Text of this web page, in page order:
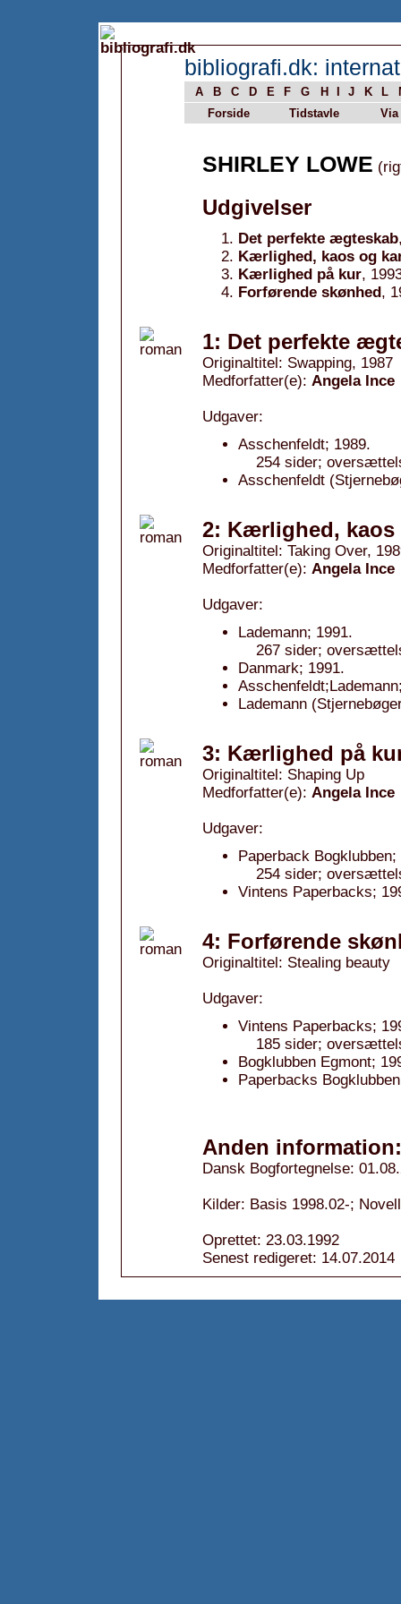
bibliografi.dk:
A B C D E F G H J K L
Forside
Tidstavle Via
SHIRLEY LOWE
Udgivelser
Det perfekte ægteskab
Kærlighed, kaos og
Kærlighed på kur,
Forførende skønhed,
1: Det perfekte
Originaltitel: Swapping, 1987
Medforfatter(e): Angela Ince
Udgaver:
Asschenfeldt; 1989.
254 sider;
Asschenfeldt
2: Kærlighed, kaos
Originaltitel: Taking Over,
Medforfatter(e): Angela Ince
Udgaver:
Lademann; 1991.
267 sider;
Danmark; 1991.
Lademann
3: Kærlighed på
Originaltitel: Shaping Up
Medforfatter(e): Angela Ince
Udgaver:
Paperback
254 sider;
Vintens Paperbacks;
4: Forførende
Originaltitel: Stealing beauty
Udgaver:
Vintens Paperbacks;
185 sider;
Bogklubben Egmont;
Paperbacks
Anden information:
Dansk Bogfortegnelse:
Kilder: Basis 1998.02-;
Oprettet: 23.03.1992
Senest redigeret: 14.07.2014